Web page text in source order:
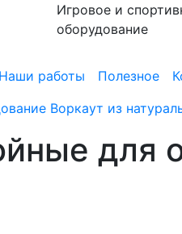
Игровое и
оборудование
Наши работы Полезное
Воркаут из
для